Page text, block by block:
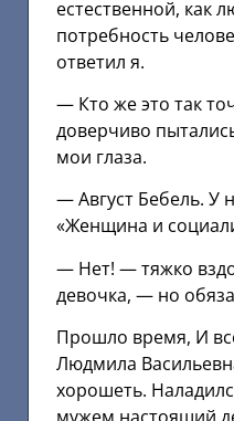
естественной, как
потребность
ответил я.
— Кто же это так
доверчиво
мои глаза.
— Август Бебель. У
«Женщина и
— Нет! — тяжко
девочка, — но
Прошло время, И
Людмила
хорошеть.